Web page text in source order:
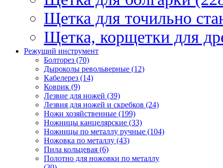
Щетка для точильно
Щетка, корщетки для
Режущий инструмент
Болторез (70)
Дыроколы револьверные (12)
Кабелерез (14)
Коврик (9)
Лезвие для ножей (39)
Лезвия для ножей и скребков (24)
Ножи хозяйственные (199)
Ножницы канцелярские (33)
Ножницы по металлу ручные (104)
Ножовка по металлу (43)
Пила кольцевая (6)
Полотно для ножовки по металлу